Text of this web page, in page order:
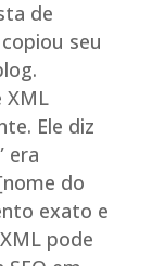
de
seu
XML
Ele diz
era
do
exato e
pode